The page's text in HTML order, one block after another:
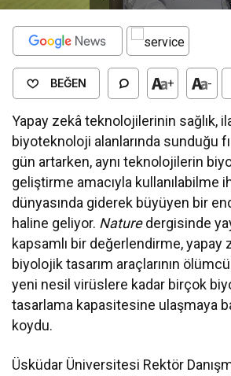
BEĞEN + -
Yapay zekâ teknolojilerinin sağlık,
biyoteknoloji alanlarında sunduğu
gün artarken, aynı teknolojilerin
geliştirme amacıyla kullanılabilme
dünyasında giderek büyüyen bir
haline geliyor. Naturedergisinde
kapsamlı bir değerlendirme, yapay
biyolojik tasarım araçlarının
yeni nesil virüslere kadar birçok
tasarlama kapasitesine ulaşmaya
koydu.
Üsküdar Üniversitesi Rektör